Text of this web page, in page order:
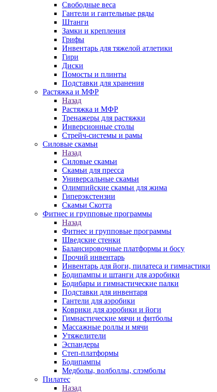
Свободные веса
Гантели и гантельные ряды
Штанги
Замки и крепления
Грифы
Инвентарь для тяжелой атлетики
Гири
Диски
Помосты и плинты
Подставки для хранения
Растяжка и МФР
Назад
Растяжка и МФР
Тренажеры для растяжки
Инверсионные столы
Стрейч-системы и рамы
Силовые скамьи
Назад
Силовые скамьи
Скамьи для пресса
Универсальные скамьи
Олимпийские скамьи для жима
Гиперэкстензии
Скамьи Скотта
Фитнес и групповые программы
Назад
Фитнес и групповые программы
Шведские стенки
Балансировочные платформы и босу
Прочий инвентарь
Инвентарь для йоги, пилатеса и гимнастики
Бодипампы и штанги для аэробики
Бодибары и гимнастические палки
Подставки для инвентаря
Гантели для аэробики
Коврики для аэробики и йоги
Гимнастические мячи и фитболы
Массажные роллы и мячи
Утяжелители
Эспандеры
Степ-платформы
Бодипампы
Медболы, волболлы, слэмболы
Пилатес
Назад